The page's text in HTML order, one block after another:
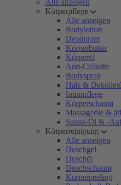
Alle anzeigen
Körperpflege
Alle anzeigen
Bodylotion
Deodorant
Körperbutter
Körperöl
Anti-Cellulite
Bodyspray
Hals &
Intimpflege
Körperschaum
Massageöle &
Sauna-Öl & -
Körperreinigung
Alle anzeigen
Duschgel
Duschöl
Duschschaum
Körperpeeling